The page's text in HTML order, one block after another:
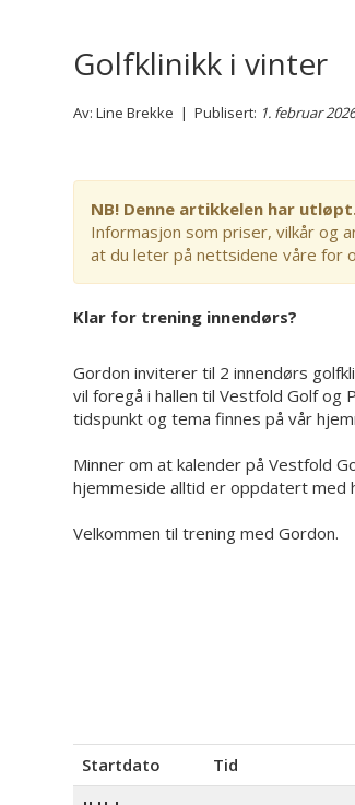
Golfklinikk i vinter
Av: Line Brekke | Publisert: 1. februar
NB! Denne artikkelen har
Informasjon som priser, vilkår og
at du leter på nettsidene våre for
Klar for trening innendørs?
Gordon inviterer til 2 innendørs
vil foregå i hallen til Vestfold Golf og
tidspunkt og tema finnes på vår
Minner om at kalender på Vestfold
hjemmeside alltid er oppdatert med
Velkommen til trening med Gordon.
Startdato Tid